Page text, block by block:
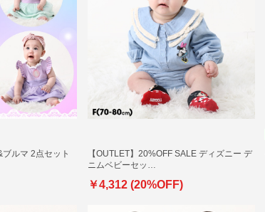
ルマ 2点セット
【OUTLET】20%OFF SALE ディズニー デ
ニムベビーセッ…
￥4,312 (20%OFF)